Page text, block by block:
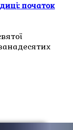
початок